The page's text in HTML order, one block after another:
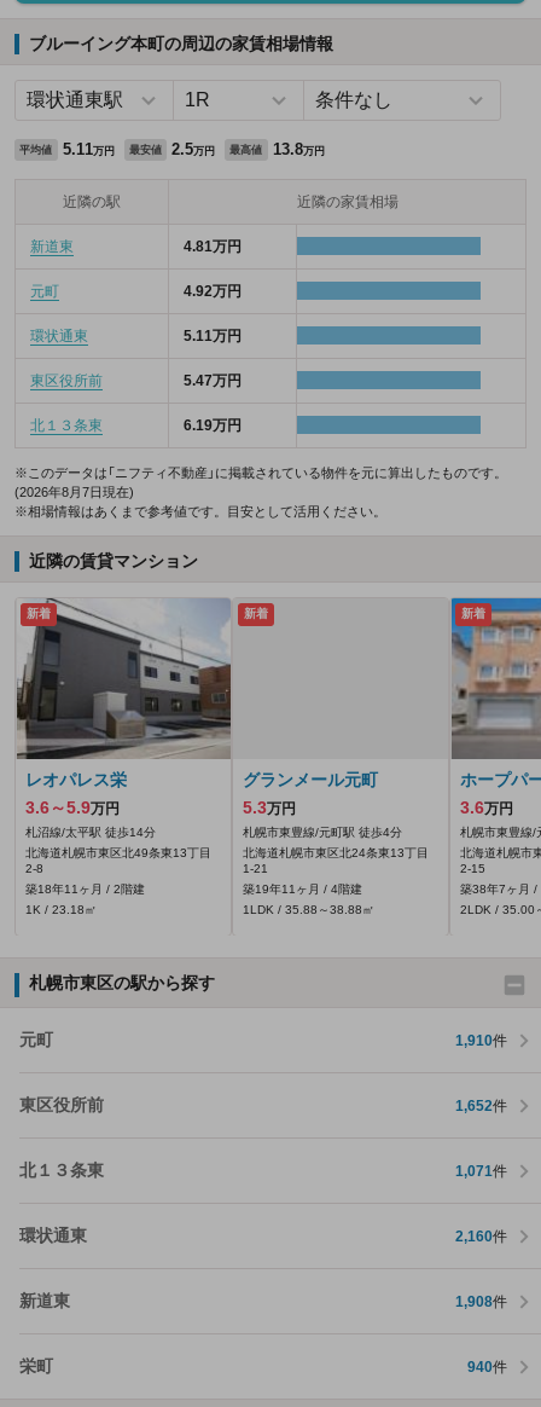
ブルーイング本町の周辺の家賃相場情報
平均値 5.11万円 最安値 2.5万円 最高値 13.8万円
近隣の駅 近隣の家賃相場
新道東 4.81万円
元町 4.92万円
環状通東 5.11万円
東区役所前 5.47万円
北１３条東 6.19万円
※このデータは「ニフティ不動産」に掲載されている物件を元に算出したものです。
(2026年8月7日現在)
※相場情報はあくまで参考値です。目安として活用ください。
近隣の賃貸マンション
新着
レオパレス栄
3.6～5.9万円
札沼線/太平駅 徒歩14分
北海道札幌市東区北49条東13丁目
2-8
築18年11ヶ月 / 2階建
1K / 23.18㎡
新着
グランメール元町
5.3万円
札幌市東豊線/元町駅 徒歩4分
北海道札幌市東区北24条東13丁目
1-21
築19年11ヶ月 / 4階建
1LDK / 35.88～38.88㎡
新着
ホープパ
3.6万円
札幌市東豊線/
北海道札幌市
2-15
築38年7ヶ月 /
2LDK / 35.00
札幌市東区の駅から探す
元町 1,910件
東区役所前 1,652件
北１３条東 1,071件
環状通東 2,160件
新道東 1,908件
栄町 940件